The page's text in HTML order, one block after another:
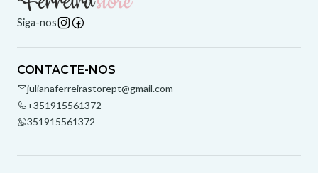
Siga-nos
CONTACTE-NOS
julianaferreirastorept@gmail.com
+351915561372
351915561372